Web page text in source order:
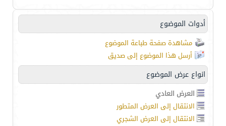
أدوات الموضوع
مشاهدة صفحة طباعة الموضوع
أرسل هذا الموضوع إلى صديق
انواع عرض الموضوع
العرض العادي
الانتقال إلى العرض المتطور
الانتقال إلى العرض الشجري